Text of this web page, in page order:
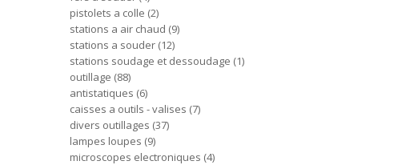
pistolets a colle 2
stations a air chaud 9
stations a souder 12
stations soudage et dessoudage 1
outillage 88
antistatiques 6
caisses a outils - valises 7
divers outillages 37
lampes loupes 9
microscopes electroniques 4